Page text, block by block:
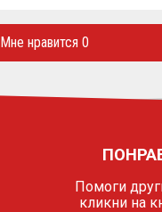
Мне нравится0
Помоги
кликни на